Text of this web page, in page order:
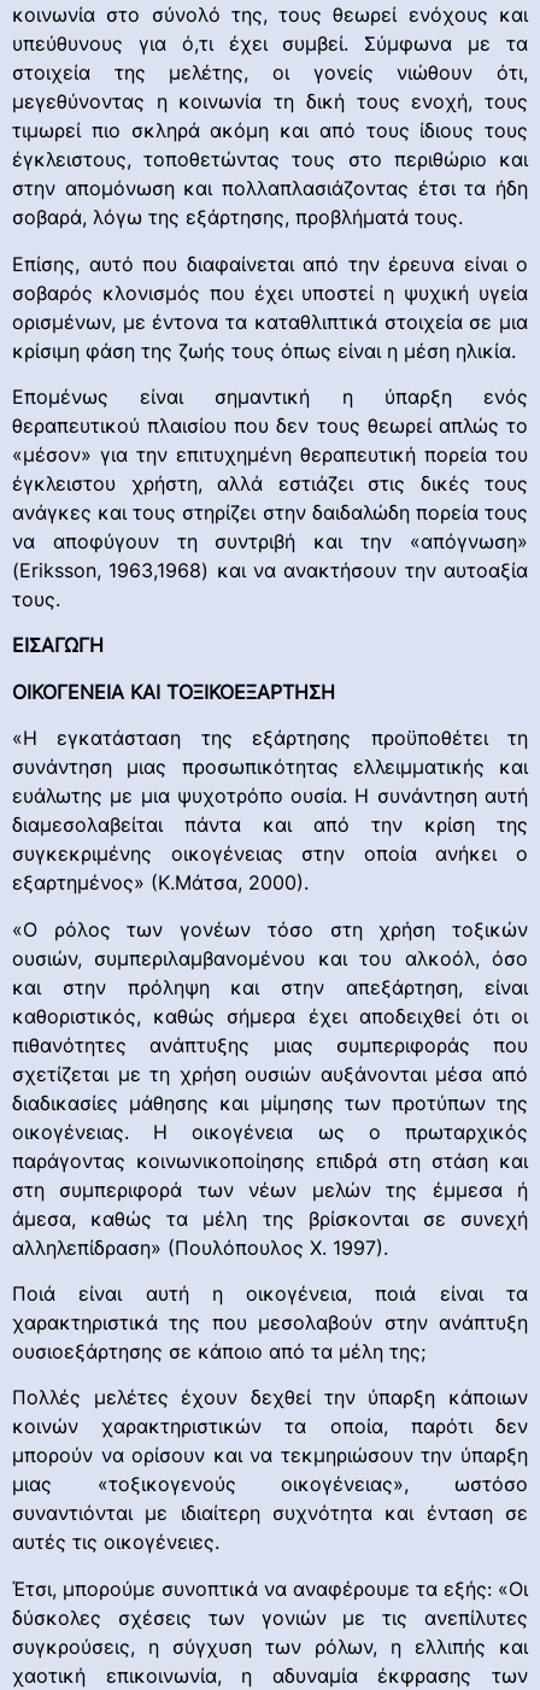
κοινωνία στο σύνολό της, τους θεωρεί ενόχους και
υπεύθυνους για ό,τι έχει συμβεί. Σύμφωνα με τα
στοιχεία της μελέτης, οι γονείς νιώθουν ότι,
μεγεθύνοντας η κοινωνία τη δική τους ενοχή, τους
τιμωρεί πιο σκληρά ακόμη και από τους ίδιους τους
έγκλειστους, τοποθετώντας τους στο περιθώριο και
στην απομόνωση και πολλαπλασιάζοντας έτσι τα ήδη
σοβαρά, λόγω της εξάρτησης, προβλήματά τους.
Επίσης, αυτό που διαφαίνεται από την έρευνα είναι ο
σοβαρός κλονισμός που έχει υποστεί η ψυχική υγεία
ορισμένων, με έντονα τα καταθλιπτικά στοιχεία σε μια
κρίσιμη φάση της ζωής τους όπως είναι η μέση ηλικία.
Επομένως είναι σημαντική η ύπαρξη ενός
θεραπευτικού πλαισίου που δεν τους θεωρεί απλώς το
«μέσον» για την επιτυχημένη θεραπευτική πορεία του
έγκλειστου χρήστη, αλλά εστιάζει στις δικές τους
ανάγκες και τους στηρίζει στην δαιδαλώδη πορεία τους
να αποφύγουν τη συντριβή και την «απόγνωση»
(Eriksson, 1963,1968) και να ανακτήσουν την αυτοαξία
τους.
ΕΙΣΑΓΩΓΗ
ΟΙΚΟΓΕΝΕΙΑ ΚΑΙ ΤΟΞΙΚΟΕΞΑΡΤΗΣΗ
«Η εγκατάσταση της εξάρτησης προϋποθέτει τη
συνάντηση μιας προσωπικότητας ελλειμματικής και
ευάλωτης με μια ψυχοτρόπο ουσία. Η συνάντηση αυτή
διαμεσολαβείται πάντα και από την κρίση της
συγκεκριμένης οικογένειας στην οποία ανήκει ο
εξαρτημένος» (Κ.Μάτσα, 2000).
«Ο ρόλος των γονέων τόσο στη χρήση τοξικών
ουσιών, συμπεριλαμβανομένου και του αλκοόλ, όσο
και στην πρόληψη και στην απεξάρτηση, είναι
καθοριστικός, καθώς σήμερα έχει αποδειχθεί ότι οι
πιθανότητες ανάπτυξης μιας συμπεριφοράς που
σχετίζεται με τη χρήση ουσιών αυξάνονται μέσα από
διαδικασίες μάθησης και μίμησης των προτύπων της
οικογένειας. Η οικογένεια ως ο πρωταρχικός
παράγοντας κοινωνικοποίησης επιδρά στη στάση και
στη συμπεριφορά των νέων μελών της έμμεσα ή
άμεσα, καθώς τα μέλη της βρίσκονται σε συνεχή
αλληλεπίδραση» (Πουλόπουλος Χ. 1997).
Ποιά είναι αυτή η οικογένεια, ποιά είναι τα
χαρακτηριστικά της που μεσολαβούν στην ανάπτυξη
ουσιοεξάρτησης σε κάποιο από τα μέλη της;
Πολλές μελέτες έχουν δεχθεί την ύπαρξη κάποιων
κοινών χαρακτηριστικών τα οποία, παρότι δεν
μπορούν να ορίσουν και να τεκμηριώσουν την ύπαρξη
μιας «τοξικογενούς οικογένειας», ωστόσο
συναντιόνται με ιδιαίτερη συχνότητα και ένταση σε
αυτές τις οικογένειες.
Έτσι, μπορούμε συνοπτικά να αναφέρουμε τα εξής: «Οι
δύσκολες σχέσεις των γονιών με τις ανεπίλυτες
συγκρούσεις, η σύγχυση των ρόλων, η ελλιπής και
χαοτική επικοινωνία, η αδυναμία έκφρασης των